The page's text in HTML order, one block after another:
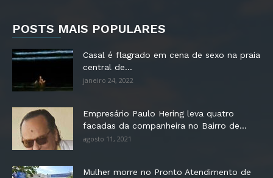
POSTS MAIS POPULARES
Casal é flagrado em cena de sexo na praia
central de...
janeiro 24, 2022
Empresário Paulo Hering leva quatro
facadas da companheira no Bairro de...
agosto 11, 2021
Mulher morre no Pronto Atendimento de